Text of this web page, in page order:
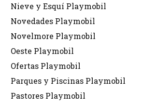
Nieve y Esquí Playmobil
Novedades Playmobil
Novelmore Playmobil
Oeste Playmobil
Ofertas Playmobil
Parques y Piscinas Playmobil
Pastores Playmobil